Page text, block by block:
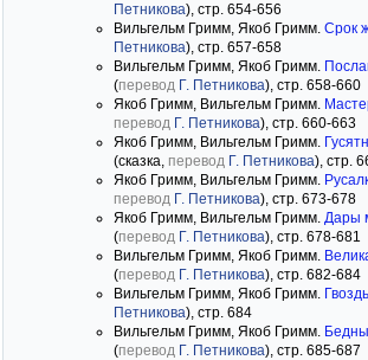
Петникова), стр. 654-656
Вильгельм Гримм, Якоб Гримм. Срок
Петникова), стр. 657-658
Вильгельм Гримм, Якоб Гримм.
(перевод Г. Петникова), стр. 658-660
Якоб Гримм, Вильгельм Гримм.
перевод Г. Петникова), стр. 660-663
Якоб Гримм, Вильгельм Гримм.
(сказка, перевод Г. Петникова), стр.
Якоб Гримм, Вильгельм Гримм.
перевод Г. Петникова), стр. 673-678
Якоб Гримм, Вильгельм Гримм. Дары
(перевод Г. Петникова), стр. 678-681
Вильгельм Гримм, Якоб Гримм.
(перевод Г. Петникова), стр. 682-684
Вильгельм Гримм, Якоб Гримм. Гвоздь
Петникова), стр. 684
Вильгельм Гримм, Якоб Гримм.
(перевод Г. Петникова), стр. 685-687